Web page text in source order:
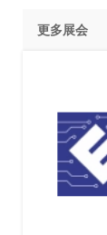
更多展会